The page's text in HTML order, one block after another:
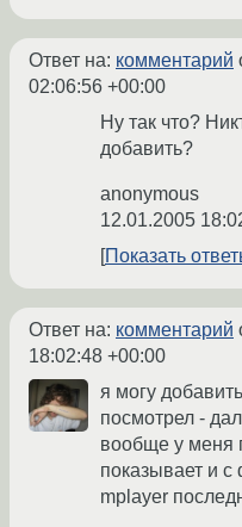
Ответ на: комментарий
02:06:56 +00:00
Ну так что?
добавить?
anonymous
12.01.2005
Показать
Ответ на: комментарий
18:02:48 +00:00
я могу
посмотрел -
вообще у меня
показывает и с
mplayer